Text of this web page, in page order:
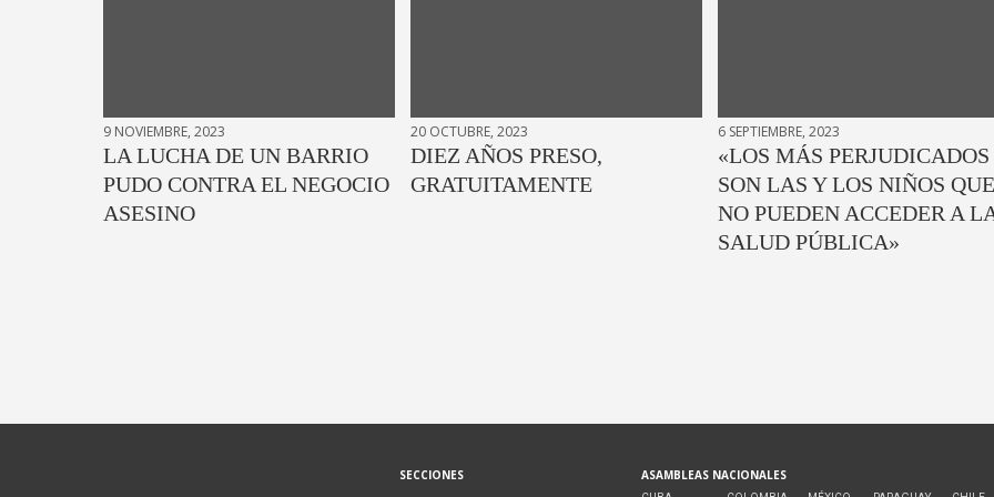
9 NOVIEMBRE, 2023
LA LUCHA DE UN BARRIO
PUDO CONTRA EL NEGOCIO
ASESINO
20 OCTUBRE, 2023
DIEZ AÑOS PRESO,
GRATUITAMENTE
6 SEPTIEMBRE, 2023
«LOS MÁS PERJUDICADOS
SON LAS Y LOS NIÑOS QUE
NO PUEDEN ACCEDER A
SALUD PÚBLICA»
SECCIONES ASAMBLEAS NACIONALES